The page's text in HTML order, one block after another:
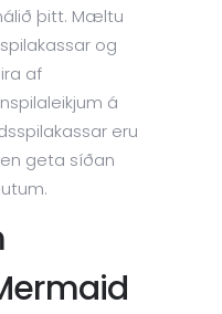
þitt. Mæltu
og
af
á
eru
geta síðan